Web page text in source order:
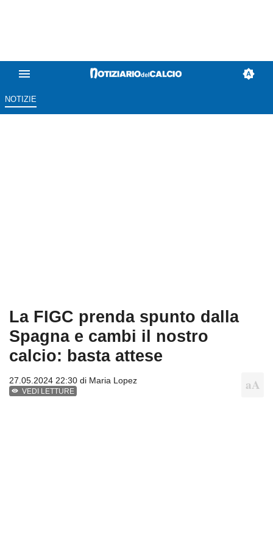
NOTIZIE
La FIGC prenda spunto dalla
Spagna e cambi il nostro
calcio: basta attese
27.05.2024 22:30 di Maria Lopez
VEDI LETTURE